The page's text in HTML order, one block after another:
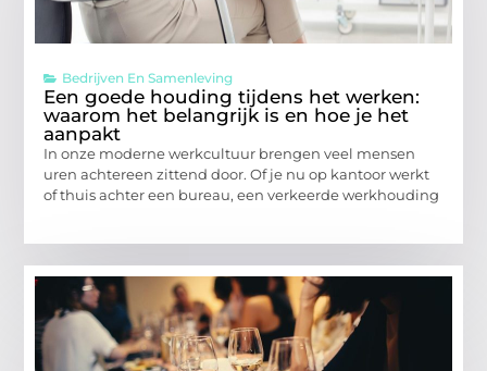
Bedrijven En Samenleving
Een goede houding tijdens het werken:
waarom het belangrijk is en hoe je het
aanpakt
In onze moderne werkcultuur brengen veel mensen
uren achtereen zittend door. Of je nu op kantoor werkt
of thuis achter een bureau, een verkeerde werkhouding